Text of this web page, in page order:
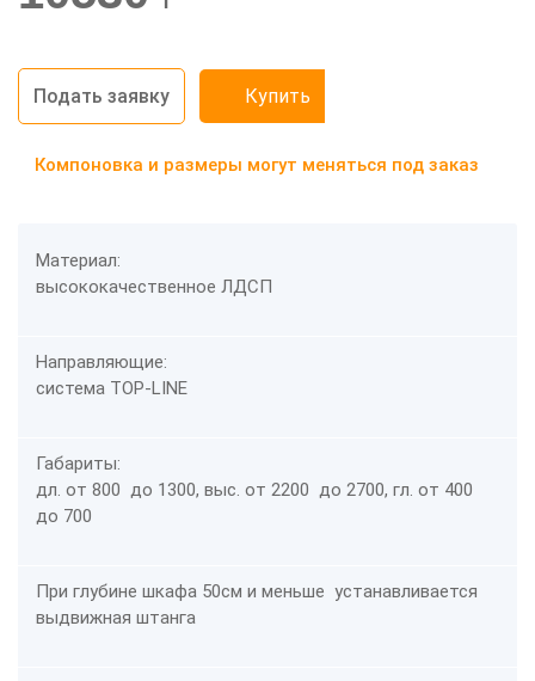
Подать заявку Купить
Компоновка и размеры могут меняться под заказ
Материал:
высококачественное ЛДСП
Направляющие:
система TOP-LINE
Габариты:
дл. от 800 до 1300, выс. от 2200 до 2700, гл. от 400
до 700
При глубине шкафа 50см и меньше устанавливается
выдвижная штанга